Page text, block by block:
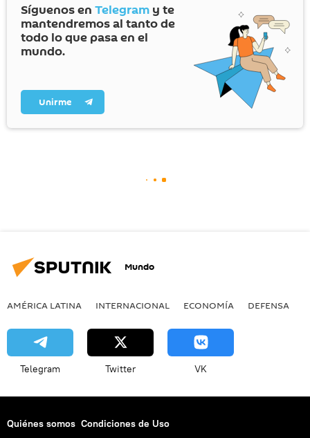
Síguenos en Telegram y te
mantendremos al tanto de
todo lo que pasa en el
mundo.
Unirme
Mundo
AMÉRICA LATINA INTERNACIONAL ECONOMÍA DEFENSA
Telegram Twitter VK
Quiénes somos Condiciones de Uso